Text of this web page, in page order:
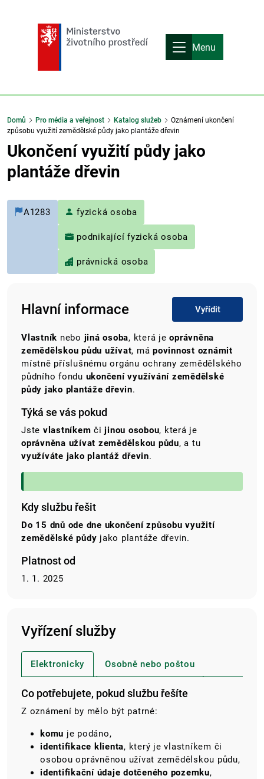
Menu
Domů Pro média a veřejnost Katalog služeb
Oznámení ukončení
způsobu využití zemědělské půdy jako plantáže dřevin
Ukončení využití půdy jako
plantáže dřevin
A1283 fyzická osoba
podnikající fyzická osoba
právnická osoba
Hlavní informace Vyřídit
Vlastník nebo jiná osoba, která jeoprávněna
zemědělskou půdu užívat, má povinnost oznámit
místně příslušnému orgánu ochrany zemědělského
půdního fondu ukončení využívání zemědělské
půdy jako plantáže dřevin.
Týká se vás pokud
Jste vlastníkem či jinou osobou, která je
oprávněna užívat zemědělskou půdu, a tu
využíváte jako plantáž dřevin.
Kdy službu řešit
Do 15 dnů ode dne ukončení způsobu využití
zemědělské půdy jako plantáže dřevin.
Platnost od
1. 1. 2025
Vyřízení služby
Elektronicky Osobně nebo poštou
Co potřebujete, pokud službu řešíte
Z oznámení by mělo být patrné:
komu je podáno,
identifikace klienta, který je vlastníkem či
osobou oprávněnou užívat zemědělskou půdu,
identifikační údaje dotčeného pozemku,